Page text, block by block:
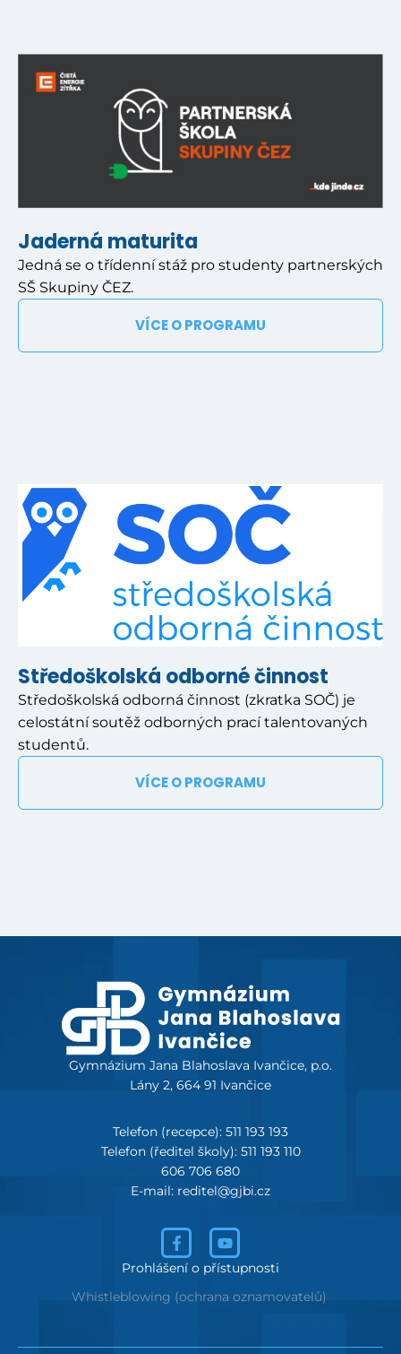
Jaderná maturita
Jedná se o třídenní stáž pro studenty partnerských
SŠ Skupiny ČEZ.
VÍCE O PROGRAMU
Středoškolská odborné činnost
Středoškolská odborná činnost (zkratka SOČ) je
celostátní soutěž odborných prací talentovaných
studentů.
VÍCE O PROGRAMU
Gymnázium Jana Blahoslava Ivančice, p.o.
Lány 2, 664 91 Ivančice
Telefon (recepce): 511 193 193
Telefon (ředitel školy): 511 193 110
606 706 680
E-mail: reditel@gjbi.cz
Prohlášení o přístupnosti
Whistleblowing (ochrana oznamovatelů)